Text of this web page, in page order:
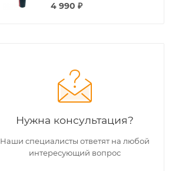
4 990 ₽
Нужна консультация?
Наши специалисты ответят на любой
интересующий вопрос